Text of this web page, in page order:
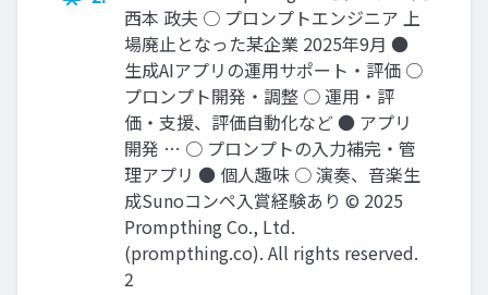
西本 政夫 ○ プロンプトエンジニア 上
場廃止となった某企業 2025年9月 ●
生成AIアプリの運用サポート・評価 ○
プロンプト開発・調整 ○ 運用・評
価・支援、評価自動化など ● アプリ
開発 … ○ プロンプトの入力補完・管
理アプリ ● 個人趣味 ○ 演奏、音楽生
成Sunoコンペ入賞経験あり © 2025
Prompthing Co., Ltd.
(prompthing.co). All rights reserved.
2